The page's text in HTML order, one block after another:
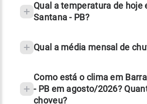
Qual a temperatura de hoje
Santana - PB?
Qual a média mensal de
Como está o clima em
- PB em agosto/2026?
choveu?